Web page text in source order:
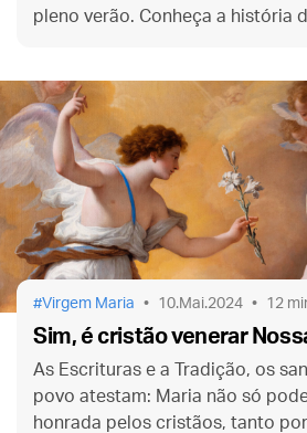
pleno verão. Conheça a história
Virgem Maria 10.Mai.2024 12
Sim, é cristão venerar
As Escrituras e a Tradição, os
povo atestam: Maria não só
honrada pelos cristãos, tanto